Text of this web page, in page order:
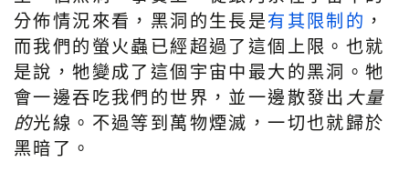
分佈情況來看，黑洞的生長是有其限制的 ，
而我們的螢火蟲已經超過了這個上限。也就
是說，牠變成了這個宇宙中最大的黑洞。牠
會一邊吞吃我們的世界，並一邊散發出大量
的光線。不過等到萬物煙滅，一切也就歸於
黑暗了。